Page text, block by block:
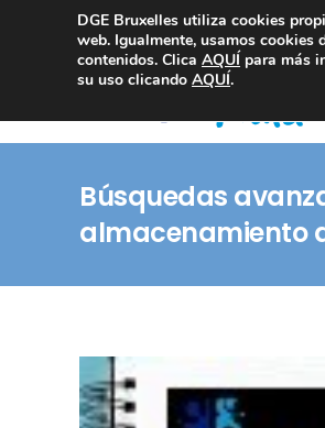
Consultoría Compliance
Búsquedas
almacenamiento
DGE Bruxelles utiliza cookies
web. Igualmente, usamos cookies
contenidos. Clica AQUÍ para más
su uso clicando AQUÍ.